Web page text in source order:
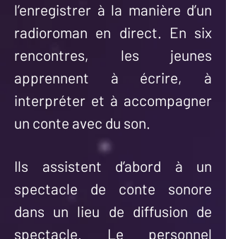
l’enregistrer à la manière d’un
radioroman en direct. En six
rencontres, les jeunes
apprennent à écrire, à
interpréter et à accompagner
un conte avec du son.
Ils assistent d’abord à un
spectacle de conte sonore
dans un lieu de diffusion de
spectacle. Le personnel